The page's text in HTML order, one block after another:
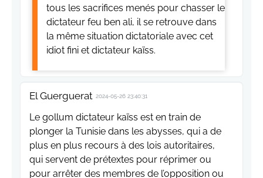
tous les sacrifices menés pour chasser le
dictateur feu ben ali, il se retrouve dans
la même situation dictatoriale avec cet
idiot fini et dictateur kaïss.
El Guerguerat 2024-05-26 23:40:31
Le gollum dictateur kaïss est en train de
plonger la Tunisie dans les abysses, qui a de
plus en plus recours à des lois autoritaires,
qui servent de prétextes pour réprimer ou
pour arrêter des membres de l’opposition ou